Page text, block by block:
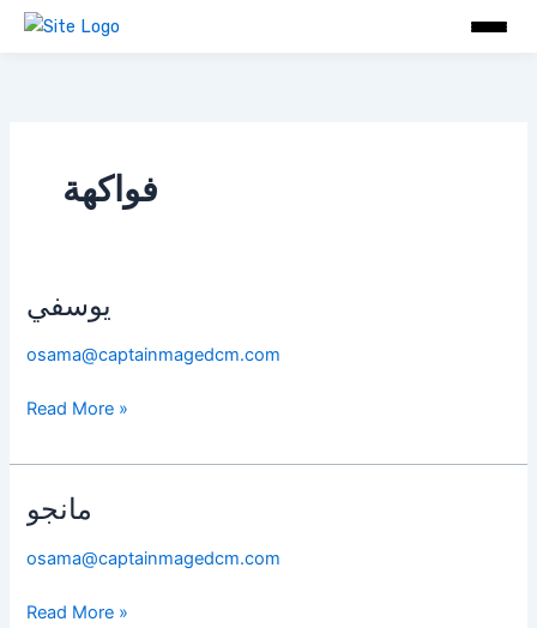
Skip
فواكهة
يوسفي
osama@captainmagedcm.com
يوسفي
Read More »
مانجو
osama@captainmagedcm.com
مانجو
Read More »